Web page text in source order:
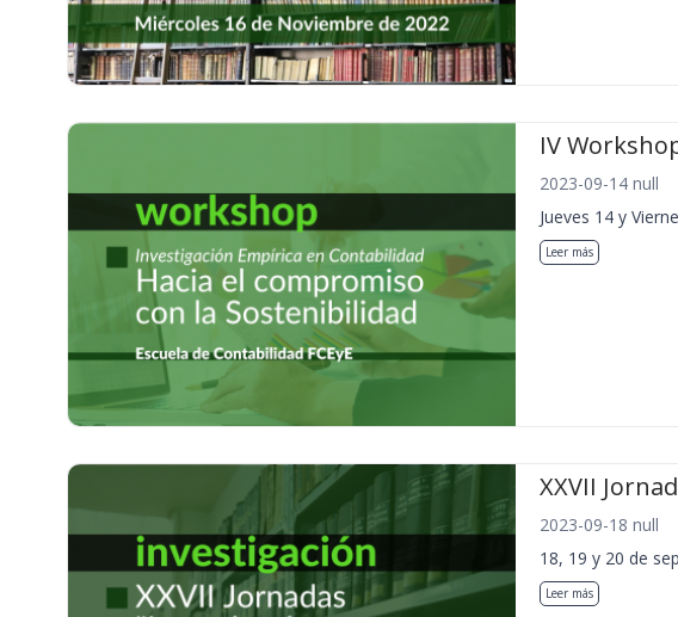
IV
2023-09-14 null
Jueves 14 y
Leer más
XXVII
2023-09-18 null
18, 19 y 20 de
Leer más